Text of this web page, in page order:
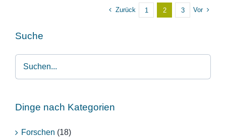
Zurück 1 2 3 Vor
Suche
Dinge nach Kategorien
Forschen (18)